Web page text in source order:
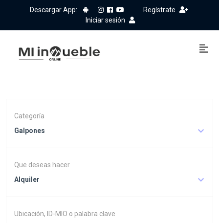
Descargar App:
Regístrate
Iniciar sesión
Categoría
Galpones
Que deseas hacer
Alquiler
Ubicación, ID-MIO o palabra clave